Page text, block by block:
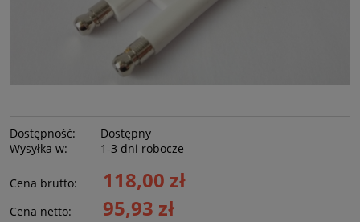
Dostępność:
Dostępny
Wysyłka w:
1-3 dni robocze
Cena brutto: 118,00 zł
Cena netto: 95,93 zł